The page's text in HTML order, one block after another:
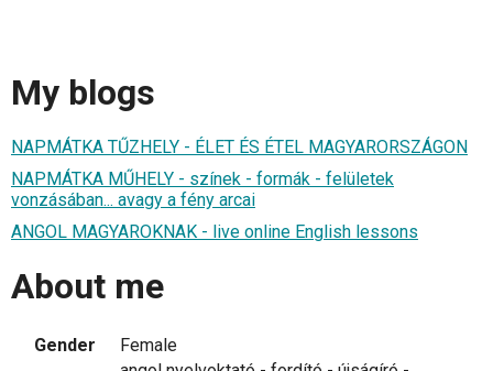
My blogs
NAPMÁTKA TŰZHELY - ÉLET ÉS ÉTEL MAGYARORSZÁGON
NAPMÁTKA MŰHELY - színek - formák - felületek
vonzásában... avagy a fény arcai
ANGOL MAGYAROKNAK - live online English lessons
About me
Gender
Female